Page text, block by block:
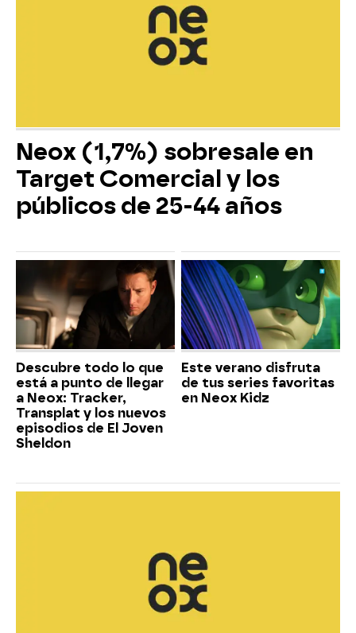
Neox (1,7%) sobresale en
Target Comercial y los
públicos de 25-44 años
Descubre todo lo que
está a punto de llegar
a Neox: Tracker,
Transplat y los nuevos
episodios de El Joven
Sheldon
Este verano disfruta
de tus series favoritas
en Neox Kidz